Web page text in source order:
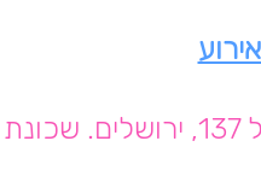
שדרות הרצל 137, ירושלים.